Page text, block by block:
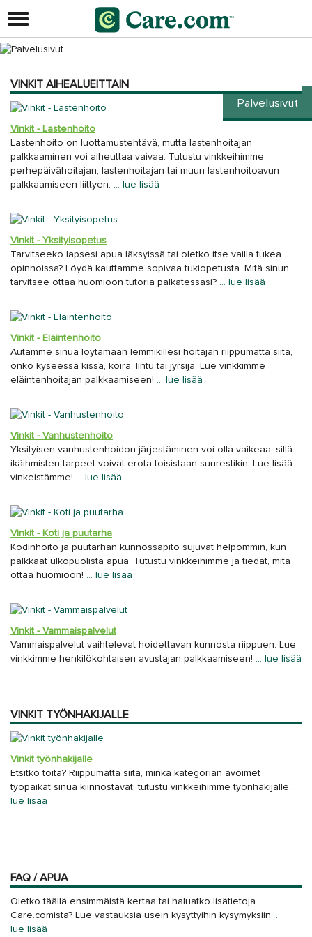
Palvelusivut
VINKIT AIHEALUEITTAIN
Vinkit - Lastenhoito
Lastenhoito on luottamustehtävä, mutta lastenhoitajan
palkkaaminen voi aiheuttaa vaivaa. Tutustu vinkkeihimme
perhepäivähoitajan, lastenhoitajan tai muun lastenhoitoavun
palkkaamiseen liittyen. … lue lisää
Vinkit - Yksityisopetus
Tarvitseeko lapsesi apua läksyissä tai oletko itse vailla tukea
opinnoissa? Löydä kauttamme sopivaa tukiopetusta. Mitä sinun
tarvitsee ottaa huomioon tutoria palkatessasi? … lue lisää
Vinkit - Eläintenhoito
Autamme sinua löytämään lemmikillesi hoitajan riippumatta siitä,
onko kyseessä kissa, koira, lintu tai jyrsijä. Lue vinkkimme
eläintenhoitajan palkkaamiseen! … lue lisää
Vinkit - Vanhustenhoito
Yksityisen vanhustenhoidon järjestäminen voi olla vaikeaa, sillä
ikäihmisten tarpeet voivat erota toisistaan suurestikin. Lue lisää
vinkeistämme! … lue lisää
Vinkit - Koti ja puutarha
Kodinhoito ja puutarhan kunnossapito sujuvat helpommin, kun
palkkaat ulkopuolista apua. Tutustu vinkkeihimme ja tiedät, mitä
ottaa huomioon! … lue lisää
Vinkit - Vammaispalvelut
Vammaispalvelut vaihtelevat hoidettavan kunnosta riippuen. Lue
vinkkimme henkilökohtaisen avustajan palkkaamiseen! … lue lisää
VINKIT TYÖNHAKIJALLE
Vinkit työnhakijalle
Etsitkö töitä? Riippumatta siitä, minkä kategorian avoimet
työpaikat sinua kiinnostavat, tutustu vinkkeihimme työnhakijalle. …
lue lisää
FAQ / APUA
Oletko täällä ensimmäistä kertaa tai haluatko lisätietoja
Care.comista? Lue vastauksia usein kysyttyihin kysymyksiin. …
lue lisää